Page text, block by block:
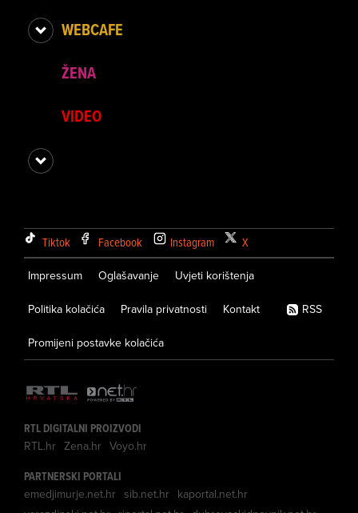
WEBCAFE
ŽENA
VIDEO
Tiktok Facebook Instagram X
Impressum Oglašavanje Uvjeti korištenja
Politika kolačića Pravila privatnosti Kontakt
Promijeni postavke kolačića
RSS
RTL DIGITALNI PROIZVODI
RTL.hr Zena.hr Voyo.hr
PARTNERSKI PORTALI
emedjimurje.net.hr sib.net.hr kaportal.net.hr